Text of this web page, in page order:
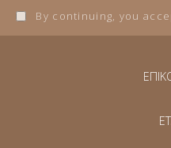
By continuing, you